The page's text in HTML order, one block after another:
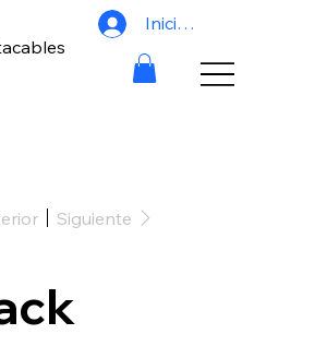
Iniciar sesión
Siguiente